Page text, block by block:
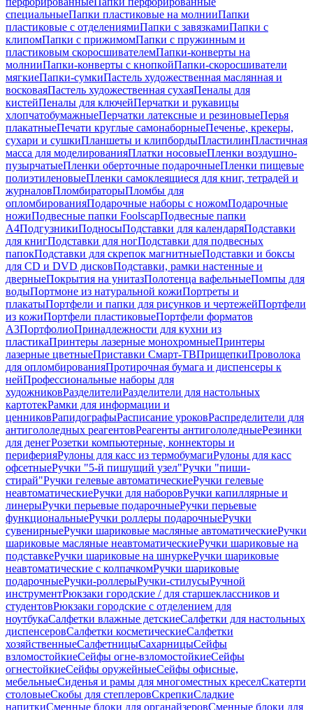
специальныеПапки пластиковые на молнииПапки
пластиковые с отделениямиПапки с завязкамиПапки с
клипомПапки с прижимомПапки с пружинным и
пластиковым скоросшивателемПапки-конверты на
молнииПапки-конверты с кнопкойПапки-скоросшиватели
мягкиеПапки-сумкиПастель художественная маслянная и
восковаяПастель художественная сухаяПеналы для
кистейПеналы для ключейПерчатки и рукавицы
хлопчатобумажныеПерчатки латексные и резиновыеПерья
плакатныеПечати круглые самонаборныеПеченье, крекеры,
сухари и сушкиПланшеты и клипбордыПластилинПластичная
масса для моделированияПлатки носовыеПленки воздушно-
пузырчатыеПленки оберточные подарочныеПленки пищевые
полиэтиленовыеПленки самоклеящиеся для книг, тетрадей и
журналовПломбираторыПломбы для
опломбированияПодарочные наборы с ножомПодарочные
ножиПодвесные папки FoolscapПодвесные папки
А4ПодгузникиПодносыПодставки для календаряПодставки
для книгПодставки для ногПодставки для подвесных
папокПодставки для скрепок магнитныеПодставки и боксы
для CD и DVD дисковПодставки, рамки настенные и
дверныеПокрытия на унитазПолотенца вафельныеПомпы для
водыПортмоне из натуральной кожиПортреты и
плакатыПортфели и папки для рисунков и чертежейПортфели
из кожиПортфели пластиковыеПортфели форматов
А3ПортфолиоПринадлежности для кухни из
пластикаПринтеры лазерные монохромныеПринтеры
лазерные цветныеПриставки Смарт-ТВПрищепкиПроволока
для опломбированияПротирочная бумага и диспенсеры к
нейПрофессиональные наборы для
художниковРазделителиРазделители для настольных
картотекРамки для информации и
ценниковРапидографыРасписание уроковРаспределители для
антигололедных реагентовРеагенты антигололедныеРезинки
для денегРозетки компьютерные, коннекторы и
периферияРулоны для касс из термобумагиРулоны для касс
офсетныеРучки "5-й пишущий узел"Ручки "пиши-
стирай"Ручки гелевые автоматическиеРучки гелевые
неавтоматическиеРучки для наборовРучки капиллярные и
линерыРучки перьевые подарочныеРучки перьевые
функциональныеРучки роллеры подарочныеРучки
сувенирныеРучки шариковые масляные автоматическиеРучки
шариковые масляные неавтоматическиеРучки шариковые на
подставкеРучки шариковые на шнуркеРучки шариковые
неавтоматические с колпачкомРучки шариковые
подарочныеРучки-роллерыРучки-стилусыРучной
инструментРюкзаки городские / для старшеклассников и
студентовРюкзаки городские с отделением для
ноутбукаСалфетки влажные детскиеСалфетки для настольных
диспенсеровСалфетки косметическиеСалфетки
хозяйственныеСалфетницыСахарницыСейфы
взломостойкиеСейфы огне-взломостойкиеСейфы
огнестойкиеСейфы оружейныеСейфы офисные,
мебельныеСиденья и рамы для многоместных креселСкатерти
столовыеСкобы для степлеровСкрепкиСладкие
напиткиСменные блоки для органайзеровСменные блоки для